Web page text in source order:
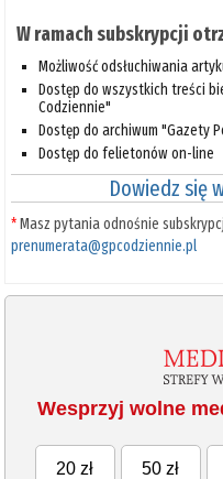
W ramach subskrypcji
Możliwość odsłuchiwania
Dostęp do wszystkich treści
Codziennie"
Dostęp do archiwum "Gazety
Dostęp do felietonów on-line
Dowiedz się
*Masz pytania odnośnie
prenumerata@gpcodziennie.pl
Wesprzyj wolne
20 zł 50 zł